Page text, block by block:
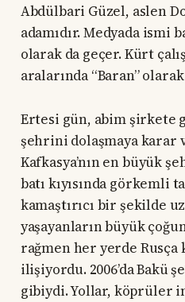
Abdülbari Güzel, aslen
adamıdır. Medyada ismi
olarak da geçer. Kürt
aralarında “Baran”
Ertesi gün, abim şirkete
şehrini dolaşmaya karar
Kafkasya’nın en büyük
batı kıyısında görkemli
kamaştırıcı bir şekilde
yaşayanların büyük
rağmen her yerde Rusça
ilişiyordu. 2006’da Bakü
gibiydi. Yollar, köprüler